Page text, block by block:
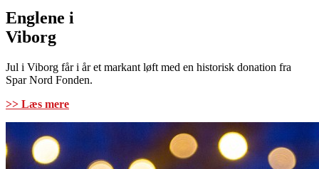
Englene i
Viborg
Jul i Viborg får i år et markant løft med en historisk donation fra
Spar Nord Fonden.
>> Læs mere